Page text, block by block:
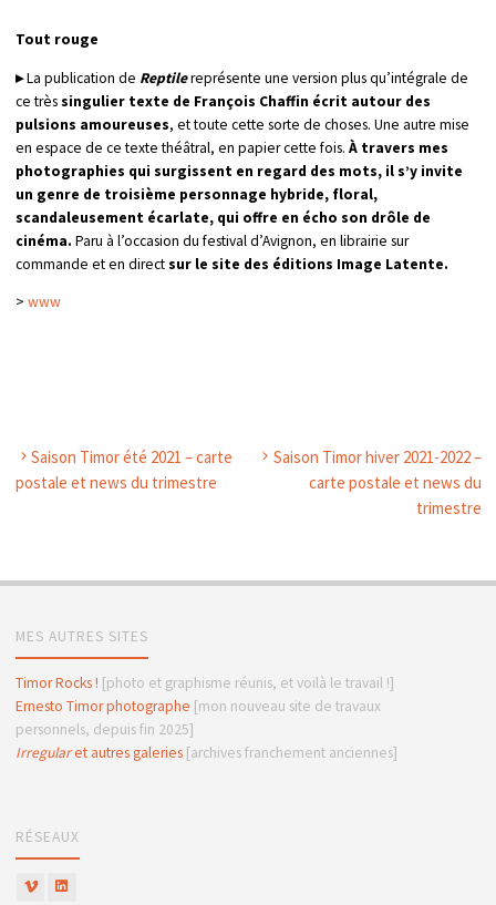
Tout rouge
▸La publication de Reptilereprésente une version plus qu’intégrale de
ce trèssingulier texte de François Chaffin écrit autour des
pulsions amoureuses, et toute cette sorte de choses. Une autre mise
en espace de ce texte théâtral, en papier cette fois. À travers mes
photographies qui surgissent en regard des mots, il s’y invite
un genre de troisième personnage hybride, floral,
scandaleusement écarlate, qui offre en écho son drôle de
cinéma. Paru à l’occasion du festival d’Avignon, en librairie sur
commande et en directsur le site des éditions Image Latente.
> www
Saison Timor été 2021 – carte
postale et news du trimestre
Saison Timor hiver 2021-2022 –
carte postale et news du
trimestre
MES AUTRES SITES
Timor Rocks ! [photo et graphisme réunis, et voilà le travail !]
Ernesto Timor photographe [mon nouveau site de travaux
personnels, depuis fin 2025]
Irregularet autres galeries[archives franchement anciennes]
RÉSEAUX